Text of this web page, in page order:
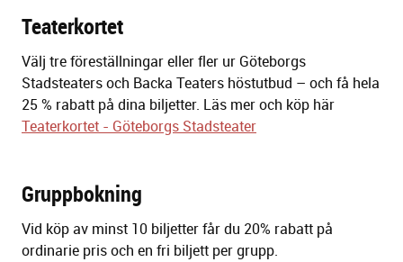
Teaterkortet
Välj tre föreställningar eller fler ur Göteborgs
Stadsteaters och Backa Teaters höstutbud – och få hela
25 % rabatt på dina biljetter. Läs mer och köp här
Teaterkortet - Göteborgs Stadsteater
Gruppbokning
Vid köp av minst 10 biljetter får du 20% rabatt på
ordinarie pris och en fri biljett per grupp.